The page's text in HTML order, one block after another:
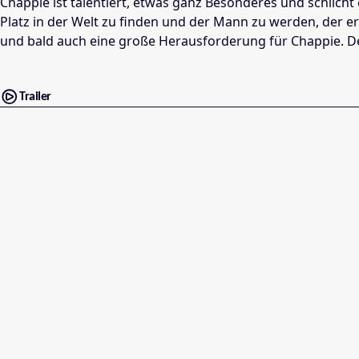
Platz in der Welt zu finden und der Mann zu werden, der
und bald auch eine große Herausforderung für Chappie.
Trailer